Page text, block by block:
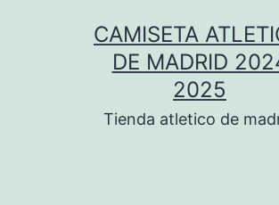
CAMISETA
DE MADRID
2025
Tienda atletico de